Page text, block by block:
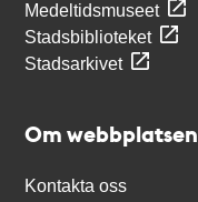
Medeltidsmuseet
Stadsbiblioteket
Stadsarkivet
Om webbplatsen
Kontakta oss